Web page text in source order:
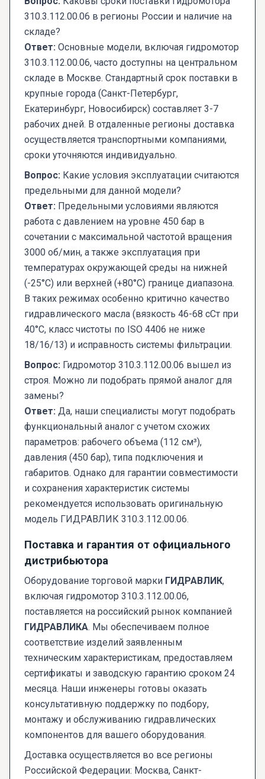
310.3.112.00.06 в регионы России и наличие на
складе?
Ответ: Основные модели, включая гидромотор
310.3.112.00.06, часто доступны на центральном
складе в Москве. Стандартный срок поставки в
крупные города (Санкт-Петербург,
Екатеринбург, Новосибирск) составляет 3-7
рабочих дней. В отдаленные регионы доставка
осуществляется транспортными компаниями,
сроки уточняются индивидуально.
Вопрос: Какие условия эксплуатации считаются
предельными для данной модели?
Ответ: Предельными условиями являются
работа с давлением на уровне 450 бар в
сочетании с максимальной частотой вращения
3000 об/мин, а также эксплуатация при
температурах окружающей среды на нижней
(-25°C) или верхней (+80°C) границе диапазона.
В таких режимах особенно критично качество
гидравлического масла (вязкость 46-68 сСт при
40°C, класс чистоты по ISO 4406 не ниже
18/16/13) и исправность системы фильтрации.
Вопрос: Гидромотор 310.3.112.00.06 вышел из
строя. Можно ли подобрать прямой аналог для
замены?
Ответ: Да, наши специалисты могут подобрать
функциональный аналог с учетом схожих
параметров: рабочего объема (112 см³),
давления (450 бар), типа подключения и
габаритов. Однако для гарантии совместимости
и сохранения характеристик системы
рекомендуется использовать оригинальную
модель ГИДРАВЛИК 310.3.112.00.06.
Поставка и гарантия от официального
дистрибьютора
Оборудование торговой марки ГИДРАВЛИК,
включая гидромотор 310.3.112.00.06,
поставляется на российский рынок компанией
ГИДРАВЛИКА. Мы обеспечиваем полное
соответствие изделий заявленным
техническим характеристикам, предоставляем
сертификаты и заводскую гарантию сроком 24
месяца. Наши инженеры готовы оказать
консультативную поддержку по подбору,
монтажу и обслуживанию гидравлических
компонентов для вашего оборудования.
Доставка осуществляется во все регионы
Российской Федерации: Москва, Санкт-